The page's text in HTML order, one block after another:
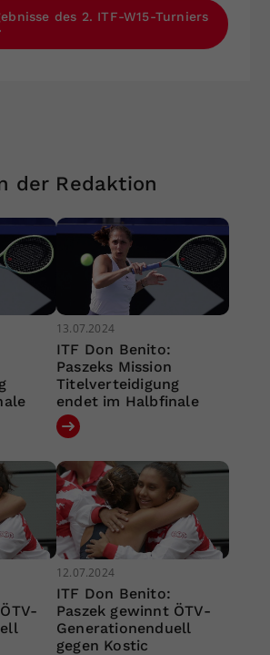
des 2. ITF-W15-Turniers
der Redaktion
13.07.2024
ITF Don Benito:
Paszeks Mission
Titelverteidigung
endet im Halbfinale
12.07.2024
ITF Don Benito:
Paszek gewinnt ÖTV-
Generationenduell
gegen Kostic